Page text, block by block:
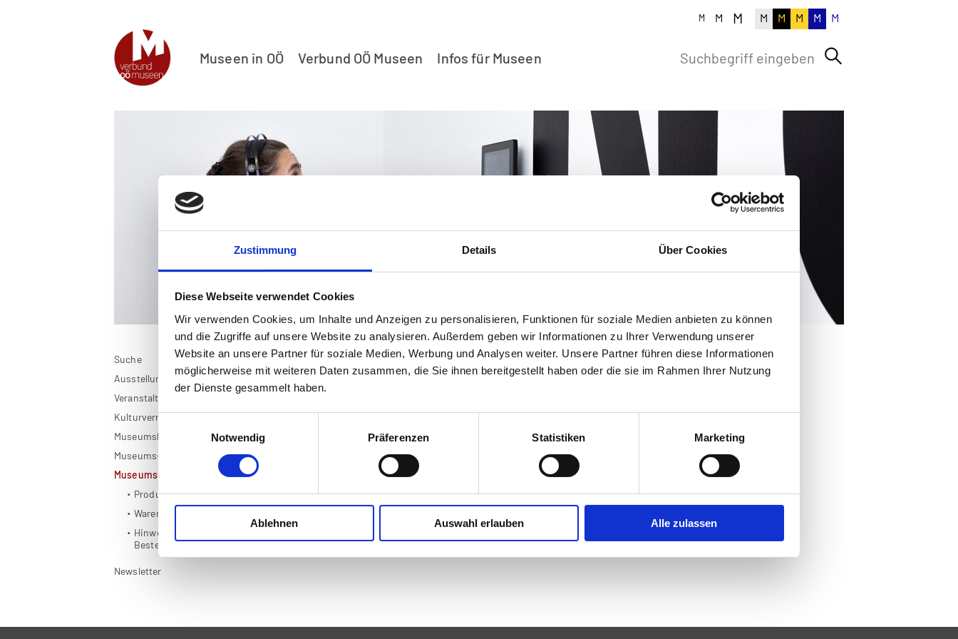
Zustimmung Details Über Cookies
Diese Webseite verwendet Cookies
Wir verwenden Cookies, um Inhalte und Anzeigen zu personalisieren, Funktionen für soziale Medien anbieten zu können
und die Zugriffe auf unsere Website zu analysieren. Außerdem geben wir Informationen zu Ihrer Verwendung unserer
Website an unsere Partner für soziale Medien, Werbung und Analysen weiter. Unsere Partner führen diese Informationen
möglicherweise mit weiteren Daten zusammen, die Sie ihnen bereitgestellt haben oder die sie im Rahmen Ihrer Nutzung
der Dienste gesammelt haben.
Einwilligungsauswahl
Notwendig
Präferenzen Statistiken Marketing
Ablehnen Auswahl erlauben Alle zulassen
M M M M M M M M
Museen in OÖ Verbund OÖ Museen Infos für Museen
Suche
Ausstellungen
Veranstaltungen
Kulturvermittlung
Museumskarte OÖ
Museums-App
Museumsshop
Produkte
Warenkorb
Hinweise zur
Bestellabwicklung
Newsletter
Produktübersicht - SCHÜTZ Art Museum
Leider wurden für diese Suchanfrage keine Ergebnisse gefunden.